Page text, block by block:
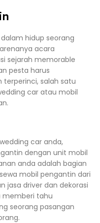
hidup seorang
acara
sejarah memorable
pesta harus
salah satu
car atau mobil
car anda,
dengan unit mobil
anda adalah bagian
mobil pengantin dari
jasa driver dan dekorasi
memberi tahu
seorang pasangan